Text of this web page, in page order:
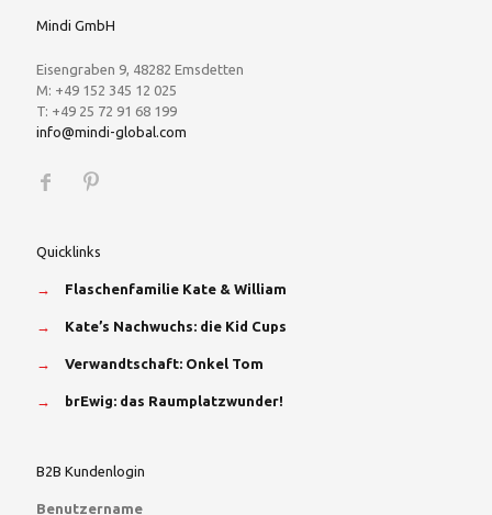
Mindi GmbH
Eisengraben 9, 48282 Emsdetten
M: +49 152 345 12 025
T: +49 25 72 91 68 199
info@mindi-global.com
Quicklinks
→ Flaschenfamilie Kate & William
→ Kate’s Nachwuchs: die Kid Cups
→ Verwandtschaft: Onkel Tom
→ brEwig: das Raumplatzwunder!
B2B Kundenlogin
Benutzername